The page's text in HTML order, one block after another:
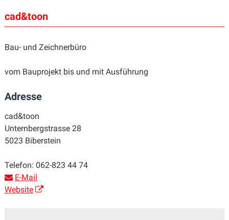
cad&toon
Bau- und Zeichnerbüro
vom Bauprojekt bis und mit Ausführung
Adresse
cad&toon
Unternbergstrasse 28
5023 Biberstein
Telefon: 062-823 44 74
E-Mail
Website